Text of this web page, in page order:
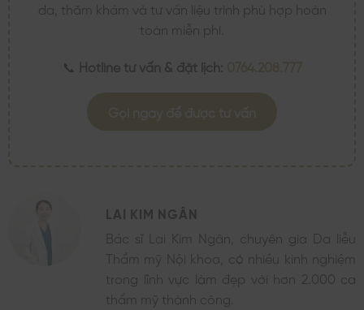
da, thăm khám và tư vấn liệu trình phù hợp hoàn
toàn miễn phí.
📞 Hotline tư vấn & đặt lịch:
LAI KIM NGÂN
Bác sĩ Lai Kim Ngân, chuyên gia Da liễu
Thẩm mỹ Nội khoa, có nhiều kinh nghiệm
trong lĩnh vực làm đẹp với hơn 2.000 ca
thẩm mỹ thành công.